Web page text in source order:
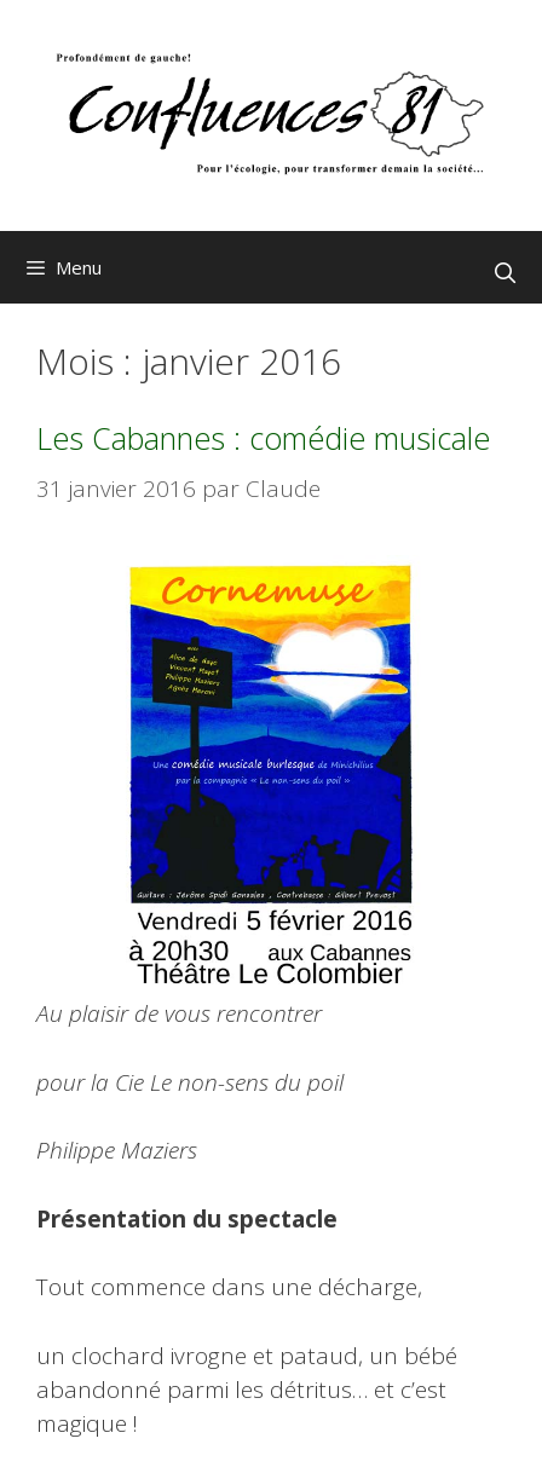
Menu
Mois : janvier 2016
Les Cabannes : comédie musicale
31 janvier 2016 par Claude
Au plaisir de vous rencontrer
pour la Cie Le non-sens du poil
Philippe Maziers
Présentation du spectacle
Tout commence dans une décharge,
un clochard ivrogne et pataud, un bébé
abandonné parmi les détritus… et c’est
magique !